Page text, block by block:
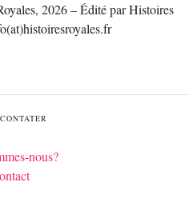
2026 – Édité par Histoires
nous?